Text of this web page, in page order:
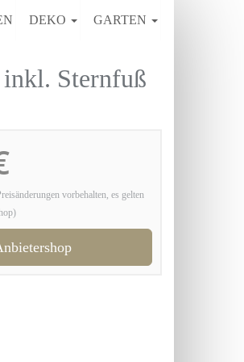
DEKO GARTEN
Sternfuß
vorbehalten, es gelten